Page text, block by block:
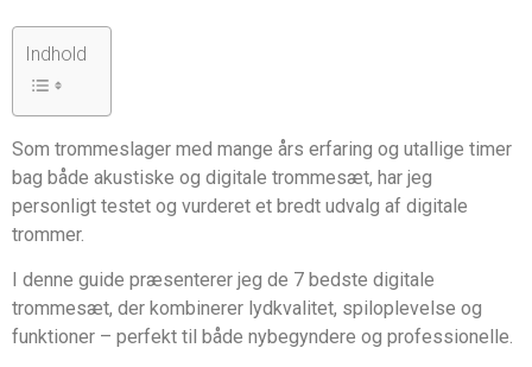
Indhold
Som trommeslager med mange års erfaring og utallige timer
bag både akustiske og digitale trommesæt, har jeg
personligt testet og vurderet et bredt udvalg af digitale
trommer.
I denne guide præsenterer jeg de 7 bedste digitale
trommesæt, der kombinerer lydkvalitet, spiloplevelse og
funktioner – perfekt til både nybegyndere og professionelle.